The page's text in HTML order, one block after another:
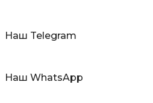
Наш Telegram
Наш WhatsApp